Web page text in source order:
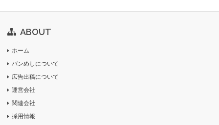
ABOUT
ホーム
バンめしについて
広告出稿について
運営会社
関連会社
採用情報